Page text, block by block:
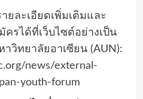
ยละเอียดเพิ่มเติมและ
รได้ที่เว็บไซต์อย่างเป็น
วิทยาลัยอาเซียน (AUN):
news/external-
youth-forum